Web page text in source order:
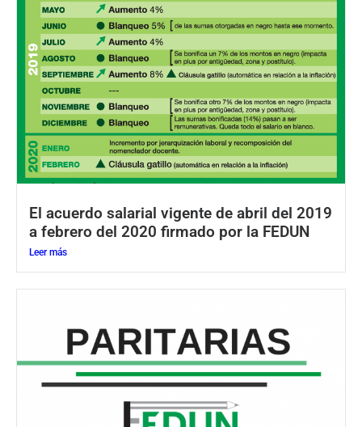
El acuerdo salarial vigente de abril del 2019
a febrero del 2020 firmado por la FEDUN
Leer más